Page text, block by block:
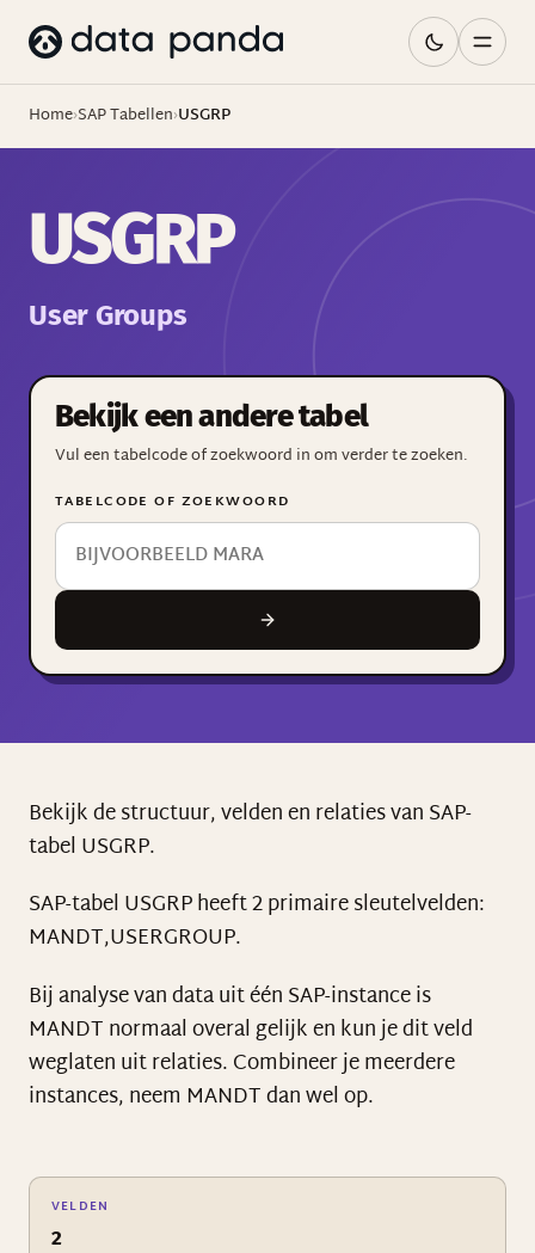
Home›SAP Tabellen›USGRP
USGRP
User Groups
Bekijk een andere tabel
Vul een tabelcode of zoekwoord in om verder te zoeken.
TABELCODE OF ZOEKWOORD
Bekijk de structuur, velden en relaties van SAP-
tabel USGRP.
SAP-tabel USGRP heeft 2 primaire sleutelvelden:
MANDT,USERGROUP.
Bij analyse van data uit één SAP-instance is
MANDT normaal overal gelijk en kun je dit veld
weglaten uit relaties. Combineer je meerdere
instances, neem MANDT dan wel op.
VELDEN
2